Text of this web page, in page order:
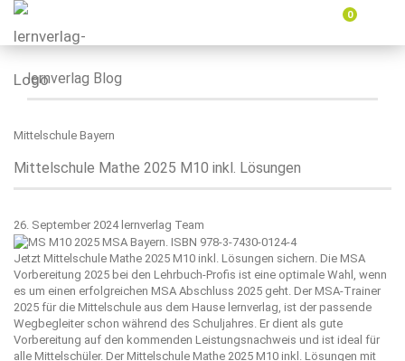
0
lernverlag Blog
Mittelschule Bayern
Mittelschule Mathe 2025 M10 inkl. Lösungen
26. September 2024 lernverlag Team
Jetzt Mittelschule Mathe 2025 M10 inkl. Lösungen sichern. Die MSA
Vorbereitung 2025 bei den Lehrbuch-Profis ist eine optimale Wahl, wenn
es um einen erfolgreichen MSA Abschluss 2025 geht. Der MSA-Trainer
2025 für die Mittelschule aus dem Hause lernverlag , ist der passende
Wegbegleiter schon während des Schuljahres. Er dient als gute
Vorbereitung auf den kommenden Leistungsnachweis und ist ideal für
alle Mittelschüler. Der Mittelschule Mathe 2025 M10 inkl. Lösungen mit